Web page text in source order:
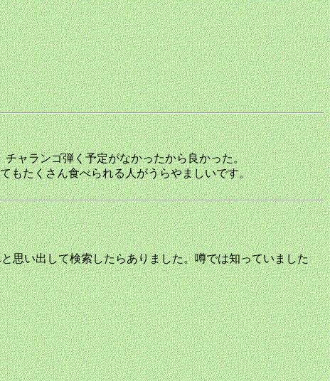
ャランゴ弾く予定がなかったから良かった。
もたくさん食べられる人がうらやましいです。
思い出して検索したらありました。噂では知っていました